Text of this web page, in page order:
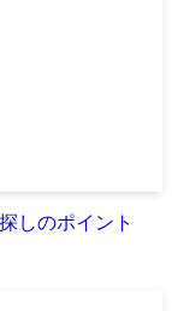
しのポイント